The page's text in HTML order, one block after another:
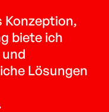
Konzeption,
biete ich
Lösungen